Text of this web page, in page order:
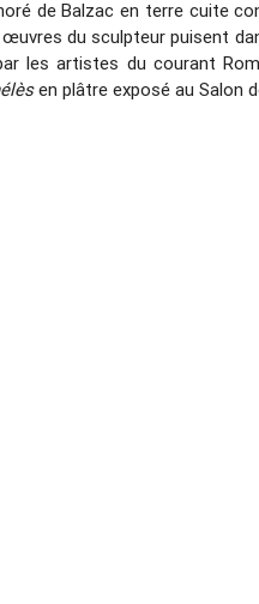
de Balzac en terre cuite
du sculpteur puisent
les artistes du courant
en plâtre exposé au Salon